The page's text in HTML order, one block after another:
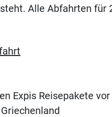
Alle Abfahrten für
Expis Reisepakete vor